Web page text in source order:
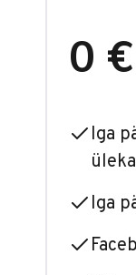
0 €
Iga
Iga